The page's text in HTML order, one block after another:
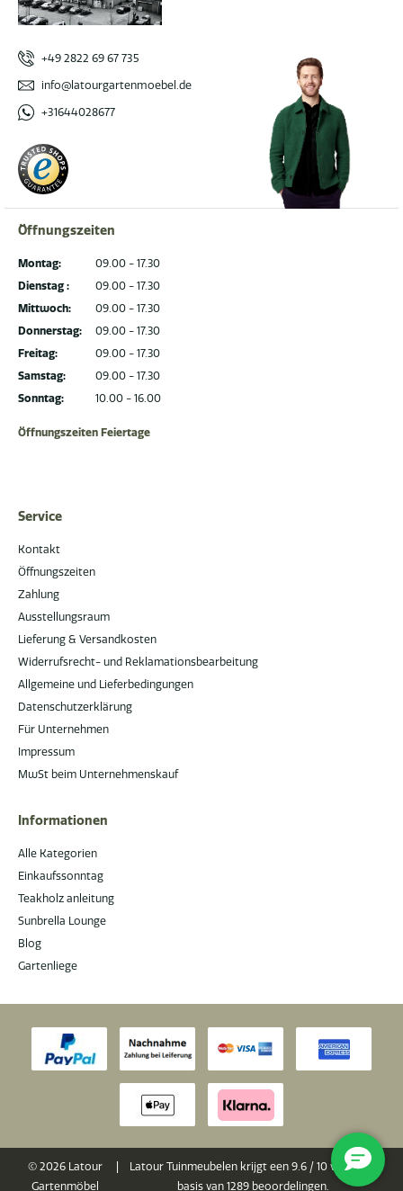
+49 2822 69 67 735
info@latourgartenmoebel.de
+31644028677
Öffnungszeiten
Montag:
Dienstag :
Mittwoch:
Donnerstag:
Freitag:
Samstag:
Sonntag:
09.00 - 17.30
09.00 - 17.30
09.00 - 17.30
09.00 - 17.30
09.00 - 17.30
09.00 - 17.30
10.00 - 16.00
Öffnungszeiten Feiertage
Service
Kontakt
Öffnungszeiten
Zahlung
Ausstellungsraum
Lieferung & Versandkosten
Widerrufsrecht- und Reklamationsbearbeitung
Allgemeine und Lieferbedingungen
Datenschutzerklärung
Für Unternehmen
Impressum
MwSt beim Unternehmenskauf
Informationen
Alle Kategorien
Einkaufssonntag
Teakholz anleitung
Sunbrella Lounge
Blog
Gartenliege
© 2026 Latour
Gartenmöbel
Latour Tuinmeubelen krijgt een 9.6 / 10van 10 op
basis van1289 beoordelingen.